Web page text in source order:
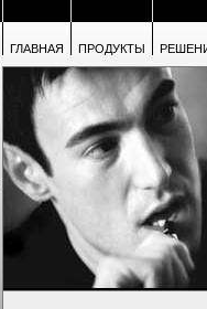
ГЛАВНАЯ ПРОДУКТЫ